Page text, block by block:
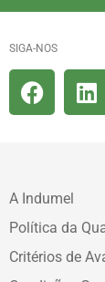
SIGA-NOS
A Indumel
Política da
Critérios de